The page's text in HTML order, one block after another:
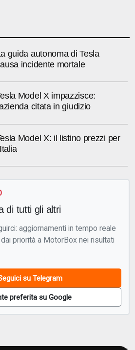
guida autonoma di Tesla
incidente mortale
Model X impazzisce:
citata in giudizio
Model X: il listino prezzi per
di tutti gli altri
aggiornamenti in tempo reale
priorità a MotorBox nei risultati
su Telegram
preferita su Google